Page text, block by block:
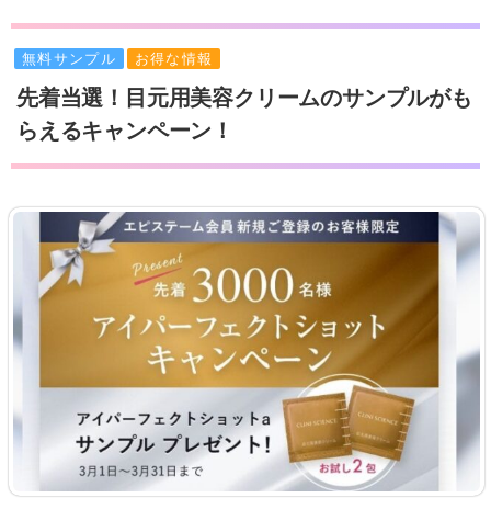
無料サンプル お得な情報
先着当選！目元用美容クリームのサンプルがも
らえるキャンペーン！